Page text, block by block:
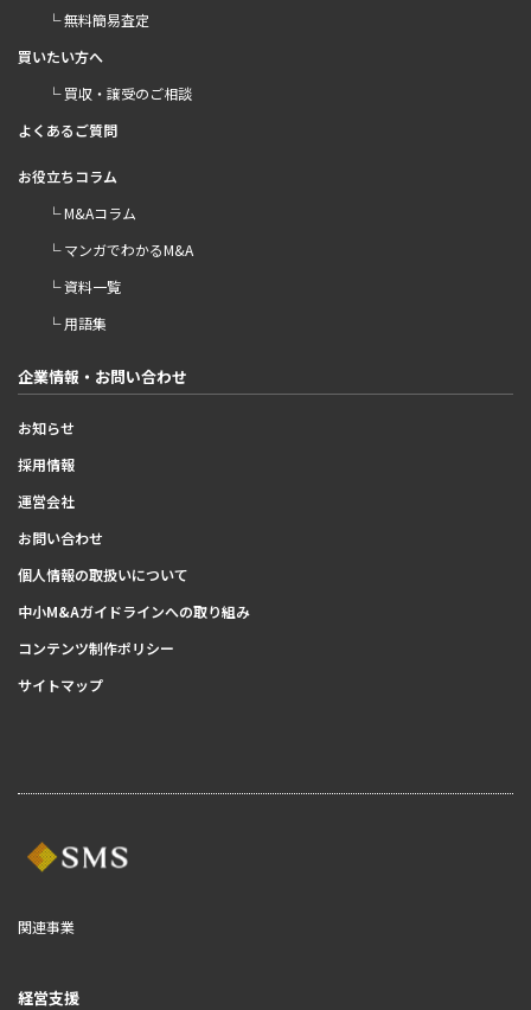
└ 無料簡易査定
買いたい方へ
└ 買収・譲受のご相談
よくあるご質問
お役立ちコラム
└ M&Aコラム
└ マンガでわかるM&A
└ 資料一覧
└ 用語集
企業情報・お問い合わせ
お知らせ
採用情報
運営会社
お問い合わせ
個人情報の取扱いについて
中小M&Aガイドラインへの取り組み
コンテンツ制作ポリシー
サイトマップ
関連事業
経営支援